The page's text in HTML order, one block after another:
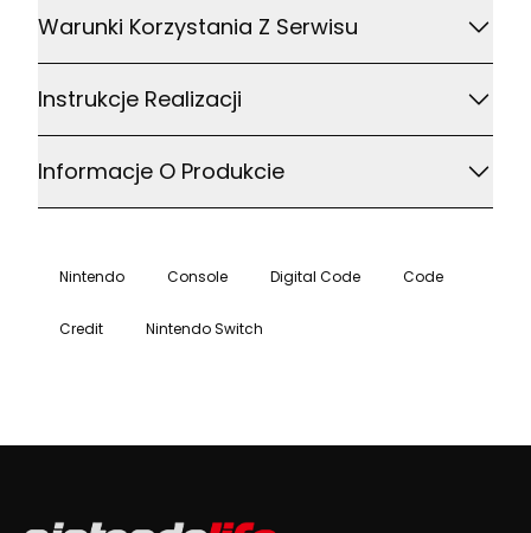
Warunki Korzystania Z Serwisu
Instrukcje Realizacji
Informacje O Produkcie
Nintendo Console Digital Code Code
Credit Nintendo Switch